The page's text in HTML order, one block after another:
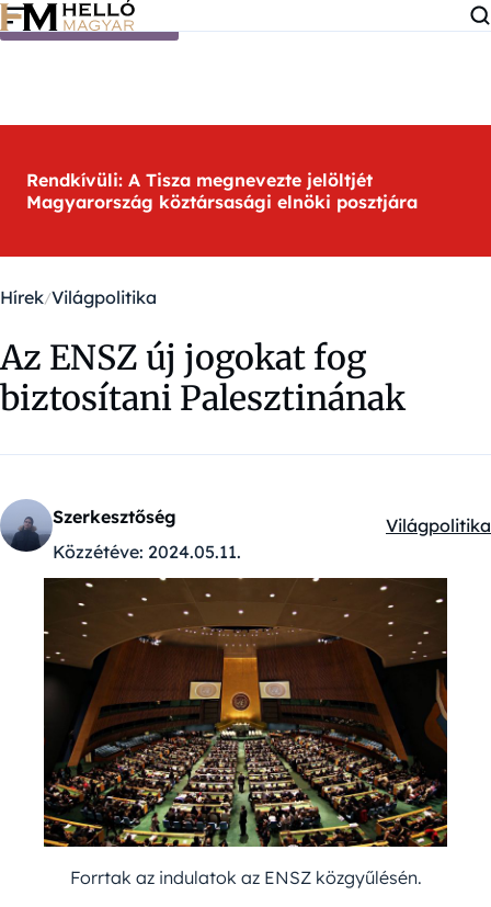
Ugrás a tartalomra
Rendkívüli: A Tisza megnevezte jelöltjét
Magyarország köztársasági elnöki posztjára
Hírek Világpolitika
Az ENSZ új jogokat fog
biztosítani Palesztinának
Szerkesztőség
Közzétéve: 2024.05.11.
Kategóriák:
Világpolitika
Forrtak az indulatok az ENSZ közgyűlésén.